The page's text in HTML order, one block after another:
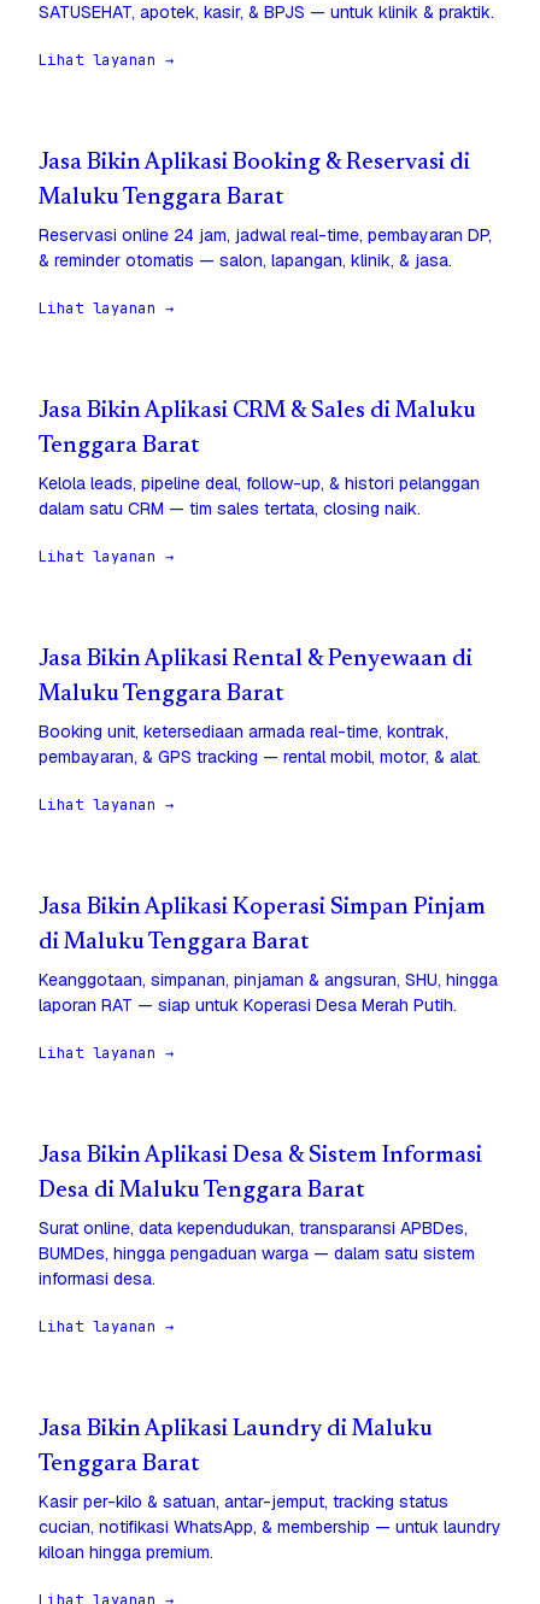
SATUSEHAT, apotek, kasir, & BPJS — untuk klinik & praktik.
Lihat layanan →
Jasa Bikin Aplikasi Booking & Reservasi di
Maluku Tenggara Barat
Reservasi online 24 jam, jadwal real-time, pembayaran DP,
& reminder otomatis — salon, lapangan, klinik, & jasa.
Lihat layanan →
Jasa Bikin Aplikasi CRM & Sales di Maluku
Tenggara Barat
Kelola leads, pipeline deal, follow-up, & histori pelanggan
dalam satu CRM — tim sales tertata, closing naik.
Lihat layanan →
Jasa Bikin Aplikasi Rental & Penyewaan di
Maluku Tenggara Barat
Booking unit, ketersediaan armada real-time, kontrak,
pembayaran, & GPS tracking — rental mobil, motor, & alat.
Lihat layanan →
Jasa Bikin Aplikasi Koperasi Simpan Pinjam
di Maluku Tenggara Barat
Keanggotaan, simpanan, pinjaman & angsuran, SHU, hingga
laporan RAT — siap untuk Koperasi Desa Merah Putih.
Lihat layanan →
Jasa Bikin Aplikasi Desa & Sistem Informasi
Desa di Maluku Tenggara Barat
Surat online, data kependudukan, transparansi APBDes,
BUMDes, hingga pengaduan warga — dalam satu sistem
informasi desa.
Lihat layanan →
Jasa Bikin Aplikasi Laundry di Maluku
Tenggara Barat
Kasir per-kilo & satuan, antar-jemput, tracking status
cucian, notifikasi WhatsApp, & membership — untuk laundry
kiloan hingga premium.